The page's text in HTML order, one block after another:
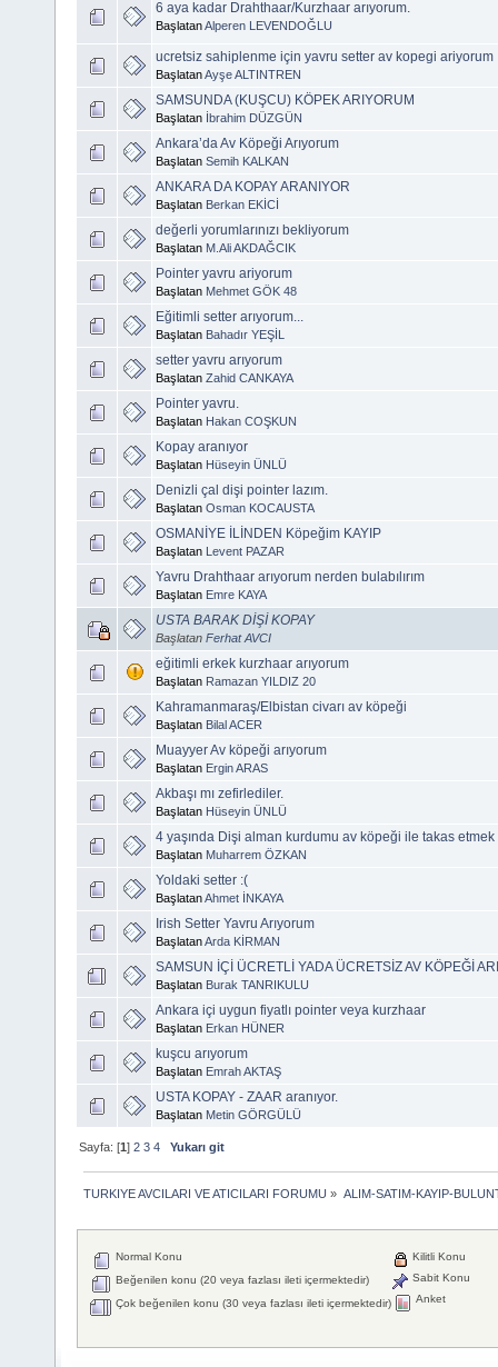
6 aya kadar Drahthaar/Kurzhaar arıyorum.
BaşlatanAlperen LEVENDOĞLU
ucretsiz sahiplenme için yavru setter av kopegi ariyorum
BaşlatanAyşe ALTINTREN
SAMSUNDA (KUŞCU) KÖPEK ARIYORUM
Başlatan İbrahim DÜZGÜN
Ankara’da Av Köpeği Arıyorum
Başlatan Semih KALKAN
ANKARA DA KOPAY ARANIYOR
Başlatan Berkan EKİCİ
değerli yorumlarınızı bekliyorum
Başlatan M.Ali AKDAĞCIK
Pointer yavru ariyorum
Başlatan Mehmet GÖK 48
Eğitimli setter arıyorum...
Başlatan Bahadır YEŞİL
setter yavru arıyorum
Başlatan Zahid CANKAYA
Pointer yavru.
Başlatan Hakan COŞKUN
Kopay aranıyor
Başlatan Hüseyin ÜNLÜ
Denizli çal dişi pointer lazım.
Başlatan Osman KOCAUSTA
OSMANİYE İLİNDEN Köpeğim KAYIP
Başlatan Levent PAZAR
Yavru Drahthaar arıyorum nerden bulabılırım
Başlatan Emre KAYA
USTA BARAK DİŞİ KOPAY
Başlatan Ferhat AVCI
eğitimli erkek kurzhaar arıyorum
Başlatan Ramazan YILDIZ 20
Kahramanmaraş/Elbistan civarı av köpeği
Başlatan Bilal ACER
Muayyer Av köpeği arıyorum
Başlatan Ergin ARAS
Akbaşı mı zefirlediler.
Başlatan Hüseyin ÜNLÜ
4 yaşında Dişi alman kurdumu av köpeği ile takas
Başlatan Muharrem ÖZKAN
Yoldaki setter :(
BaşlatanAhmet İNKAYA
Irish Setter Yavru Arıyorum
BaşlatanArda KİRMAN
SAMSUN İÇİ ÜCRETLİ YADA ÜCRETSİZ AV KÖPEĞİ
Başlatan Burak TANRIKULU
Ankara içi uygun fiyatlı pointer veya kurzhaar
Başlatan Erkan HÜNER
kuşcu arıyorum
Başlatan Emrah AKTAŞ
USTA KOPAY - ZAAR aranıyor.
Başlatan Metin GÖRGÜLÜ
Sayfa: [1]2 3 4 Yukarı git
TURKIYE AVCILARI VE ATICILARI FORUMU » ALIM-SATIM-KAYIP-
Normal Konu
Beğenilen konu (20 veya fazlası ileti içermektedir)
Çok beğenilen konu (30 veya fazlası ileti içermektedir)
Kilitli Konu
Sabit Konu
Anket